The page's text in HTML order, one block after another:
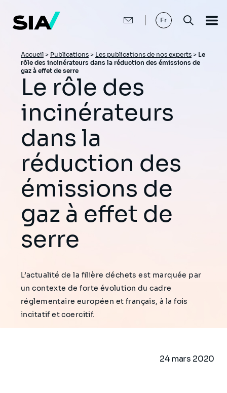
contenu
principal
Fr
Fil
d'Ariane
Accueil > Publications > Les publications de nos experts > Le
rôle des incinérateurs dans la réduction des émissions de
gaz à effet de serre
Le rôle des
incinérateurs
dans la
réduction des
émissions de
gaz à effet de
serre
L’actualité de la filière déchets est marquée par
un contexte de forte évolution du cadre
réglementaire européen et français, à la fois
incitatif et coercitif.
24 mars 2020